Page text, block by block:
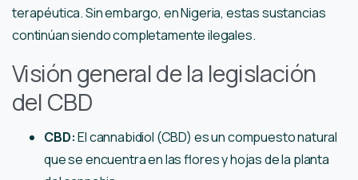
terapéutica. Sin embargo, en Nigeria, estas sustancias
continúan siendo completamente ilegales.
Visión general de la legislación
del CBD
CBD:El cannabidiol (CBD) es un compuesto natural
que se encuentra en las flores y hojas de la planta